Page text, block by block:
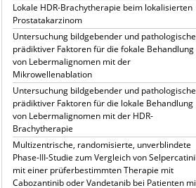
Lokale HDR-Brachytherapie beim lokalisierten
Prostatakarzinom
Untersuchung bildgebender und
prädiktiver Faktoren für die fokale Behandlung
von Lebermalignomen mit der
Mikrowellenablation
Untersuchung bildgebender und
prädiktiver Faktoren für die lokale Behandlung
von Lebermalignomen mit der HDR-
Brachytherapie
Multizentrische, randomisierte, unverblindete
Phase-III-Studie zum Vergleich von
mit einer prüferbestimmten Therapie mit
Cabozantinib oder Vandetanib bei Patienten